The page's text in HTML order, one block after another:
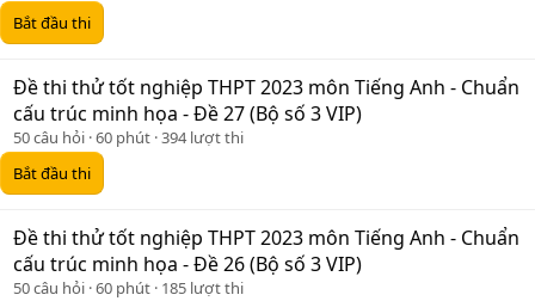
Bắt đầu thi
Đề thi thử tốt nghiệp THPT 2023 môn Tiếng Anh - Chuẩn
cấu trúc minh họa - Đề 27 (Bộ số 3 VIP)
50 câu hỏi 60 phút 394 lượt thi
Bắt đầu thi
Đề thi thử tốt nghiệp THPT 2023 môn Tiếng Anh - Chuẩn
cấu trúc minh họa - Đề 26 (Bộ số 3 VIP)
50 câu hỏi 60 phút 185 lượt thi